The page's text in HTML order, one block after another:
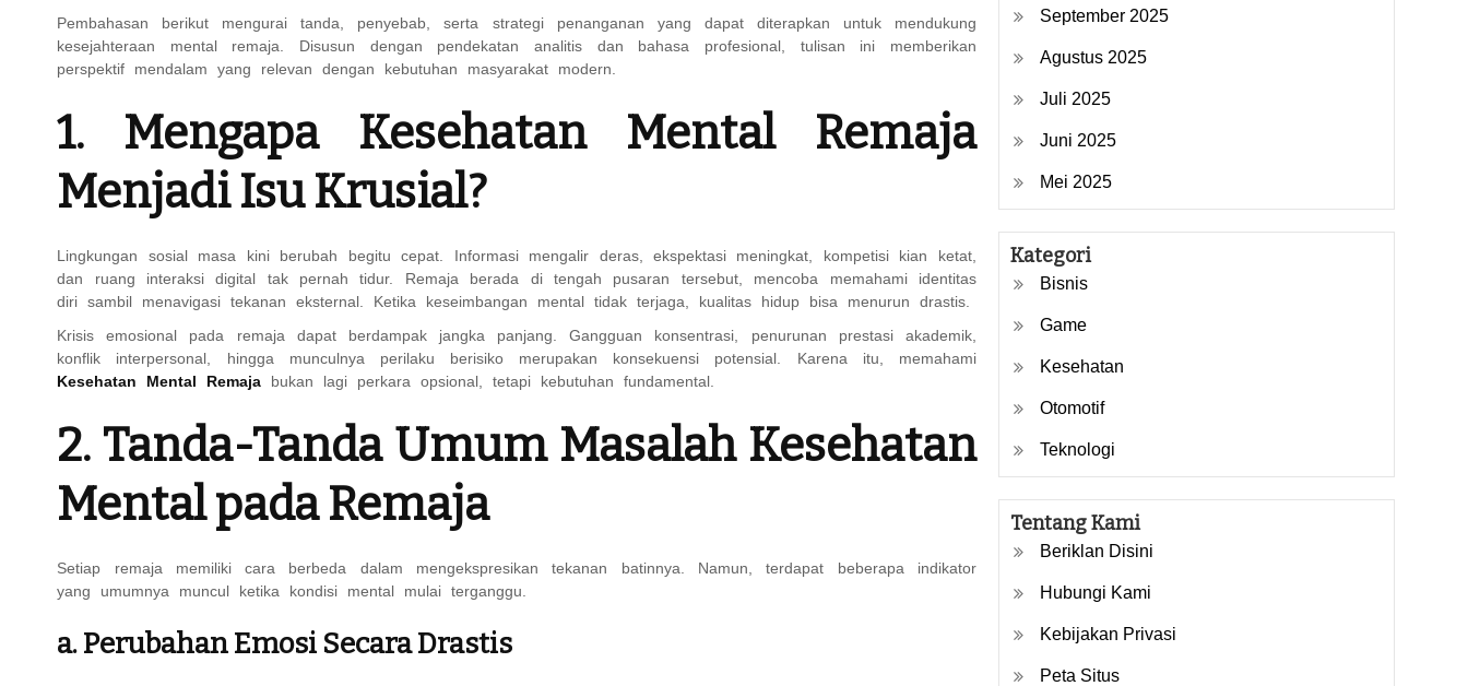
Pembahasan berikut mengurai tanda, penyebab, serta strategi penanganan yang dapat diterapkan untuk mendukung
kesejahteraan mental remaja. Disusun dengan pendekatan analitis dan bahasa profesional, tulisan ini memberikan
perspektif mendalam yang relevan dengan kebutuhan masyarakat modern.
1. Mengapa Kesehatan Mental Remaja
Menjadi Isu Krusial?
Lingkungan sosial masa kini berubah begitu cepat. Informasi mengalir deras, ekspektasi meningkat, kompetisi kian ketat,
dan ruang interaksi digital tak pernah tidur. Remaja berada di tengah pusaran tersebut, mencoba memahami identitas
diri sambil menavigasi tekanan eksternal. Ketika keseimbangan mental tidak terjaga, kualitas hidup bisa menurun drastis.
Krisis emosional pada remaja dapat berdampak jangka panjang. Gangguan konsentrasi, penurunan prestasi akademik,
konflik interpersonal, hingga munculnya perilaku berisiko merupakan konsekuensi potensial. Karena itu, memahami
Kesehatan Mental Remaja bukan lagi perkara opsional, tetapi kebutuhan fundamental.
2. Tanda-Tanda Umum Masalah Kesehatan
Mental pada Remaja
Setiap remaja memiliki cara berbeda dalam mengekspresikan tekanan batinnya. Namun, terdapat beberapa indikator
yang umumnya muncul ketika kondisi mental mulai terganggu.
a. Perubahan Emosi Secara Drastis
September 2025
Agustus 2025
Juli 2025
Juni 2025
Mei 2025
Kategori
Bisnis
Game
Kesehatan
Otomotif
Teknologi
Tentang Kami
Beriklan Disini
Hubungi Kami
Kebijakan Privasi
Peta Situs